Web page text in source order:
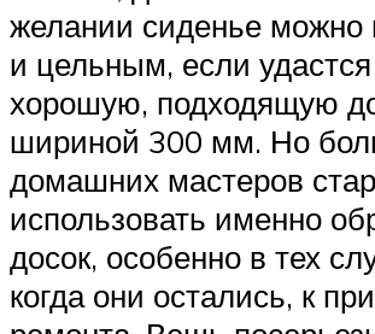
желании сиденье можно
и цельным, если
хорошую, подходящую
шириной 300 мм. Но
домашних мастеров
использовать именно
досок, особенно в тех
когда они остались, к